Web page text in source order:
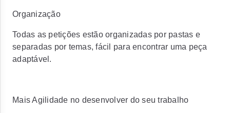
Organização
Todas as petições estão organizadas por pastas e
separadas por temas, fácil para encontrar uma peça
adaptável.
Mais Agilidade no desenvolver do seu trabalho